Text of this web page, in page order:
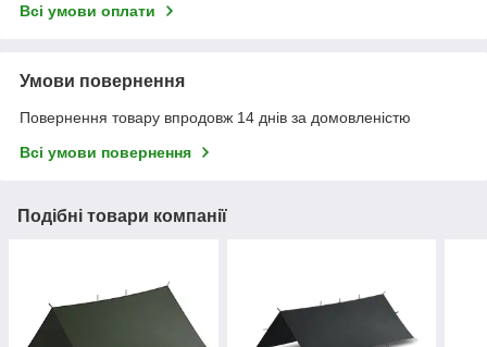
Всі умови оплати
Умови повернення
Повернення товару впродовж 14 днів за домовленістю
Всі умови повернення
Подібні товари компанії